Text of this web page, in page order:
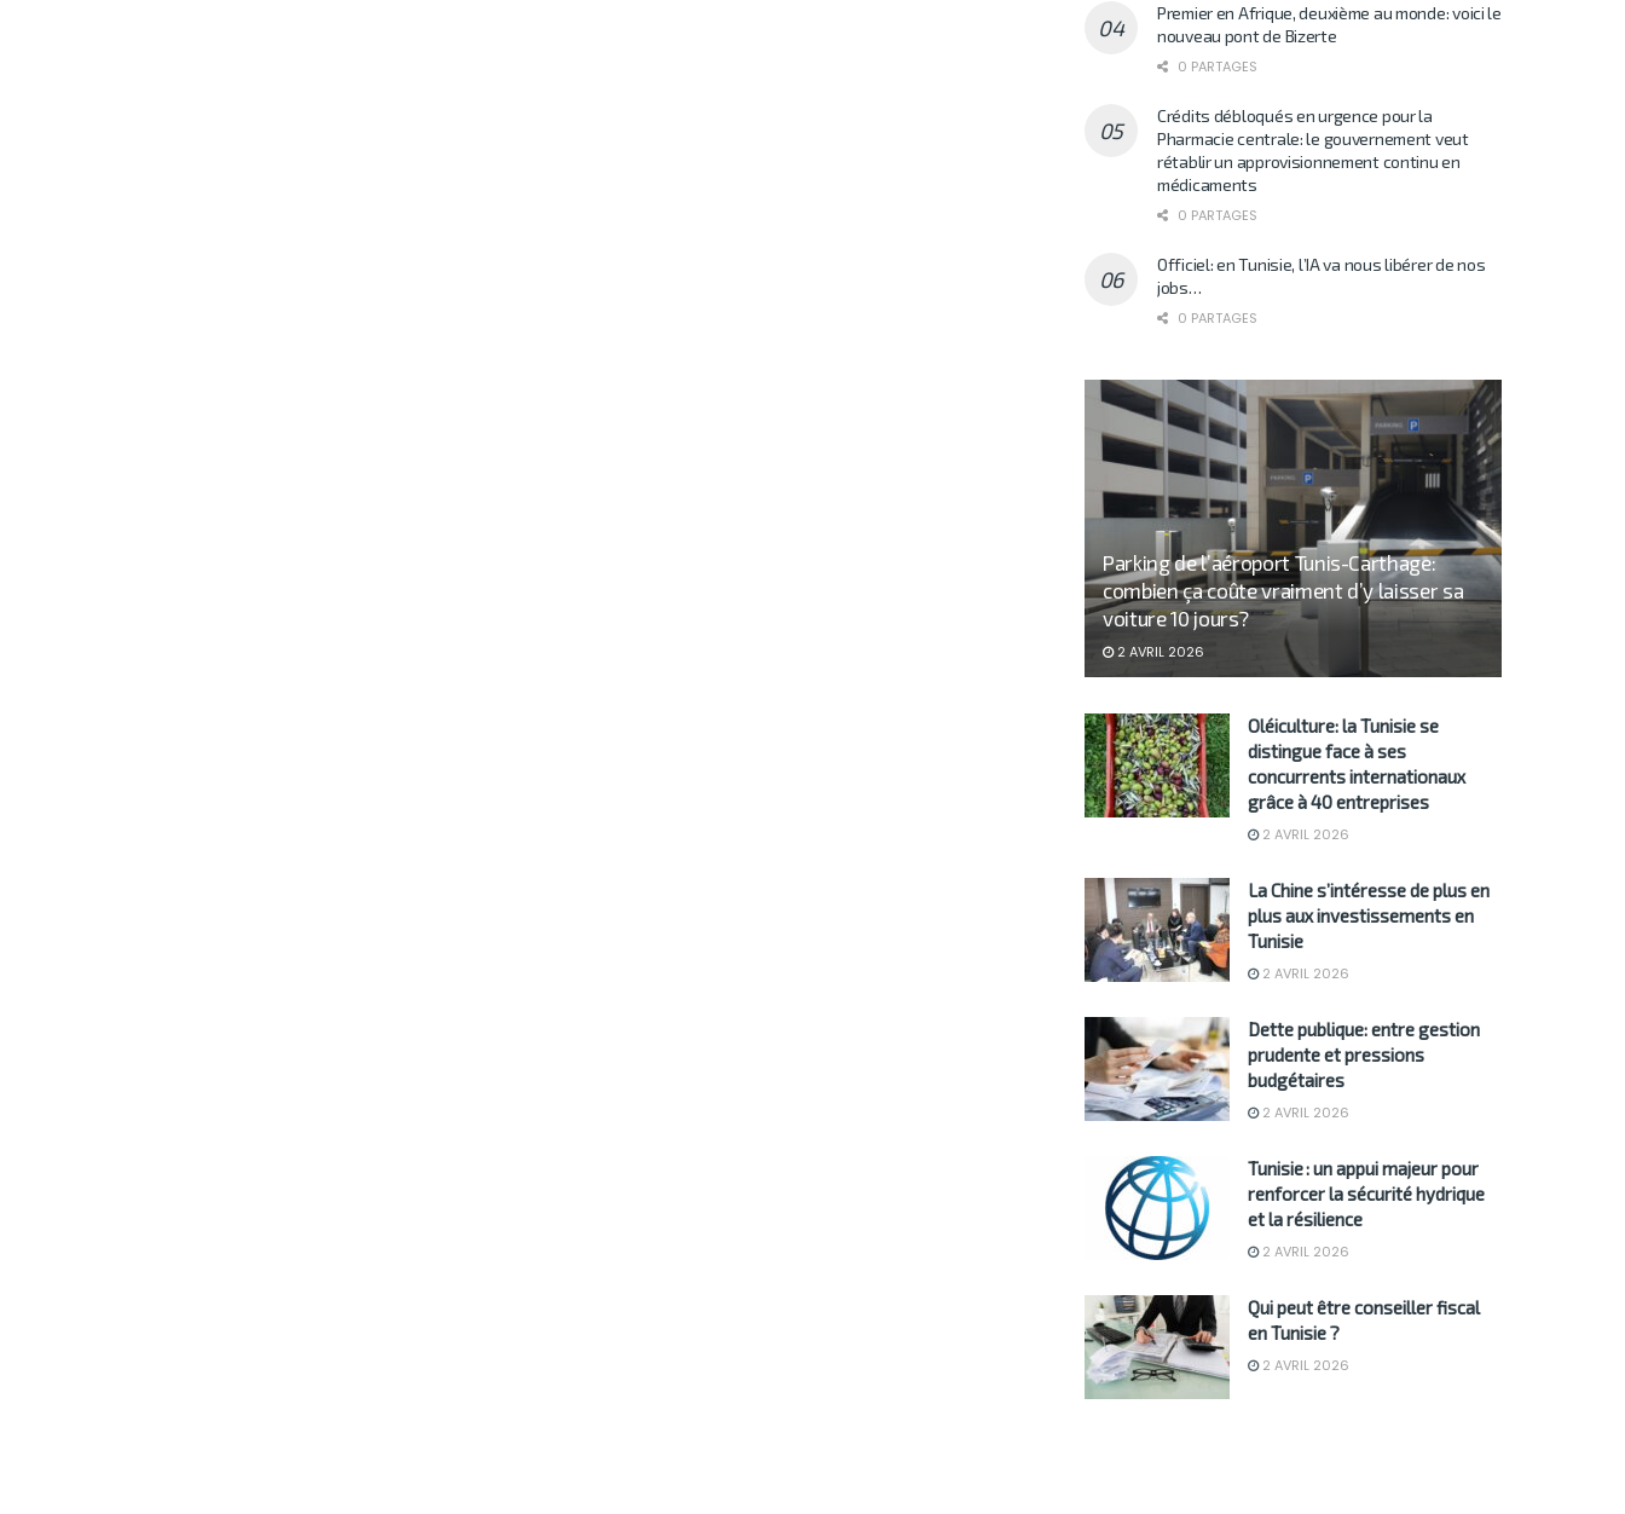
Premier en Afrique, deuxième au monde: voici le
nouveau pont de Bizerte
0 PARTAGES
Crédits débloqués en urgence pour la
Pharmacie centrale: le gouvernement veut
rétablir un approvisionnement continu en
médicaments
0 PARTAGES
Officiel: en Tunisie, l’IA va nous libérer de nos
jobs…
0 PARTAGES
Parking de l’aéroport Tunis-Carthage:
combien ça coûte vraiment d’y laisser sa
voiture 10 jours?
2 AVRIL 2026
Oléiculture: la Tunisie se
distingue face à ses
concurrents internationaux
grâce à 40 entreprises
2 AVRIL 2026
La Chine s’intéresse de plus en
plus aux investissements en
Tunisie
2 AVRIL 2026
Dette publique: entre gestion
prudente et pressions
budgétaires
2 AVRIL 2026
Tunisie : un appui majeur pour
renforcer la sécurité hydrique
et la résilience
2 AVRIL 2026
Qui peut être conseiller fiscal
en Tunisie ?
2 AVRIL 2026